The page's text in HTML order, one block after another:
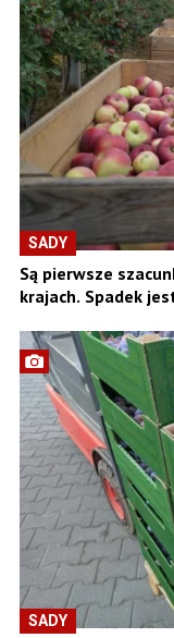
SADY
Są pierwsze
krajach. Spadek
SADY